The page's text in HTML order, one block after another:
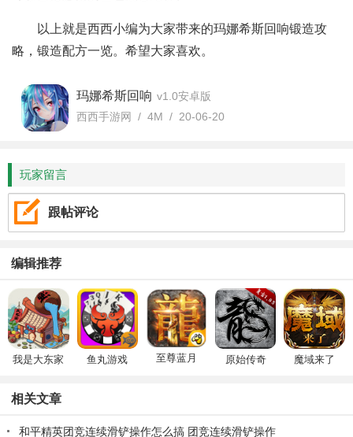
以上就是西西小编为大家带来的玛娜希斯回响锻造攻
略，锻造配方一览。希望大家喜欢。
玛娜希斯回响 v1.0安卓版
西西手游网 / 4M / 20-06-20
玩家留言
跟帖评论
编辑推荐
我是大东家 鱼丸游戏 至尊蓝月 原始传奇 魔域来了
相关文章
和平精英团竞连续滑铲操作怎么搞 团竞连续滑铲操作